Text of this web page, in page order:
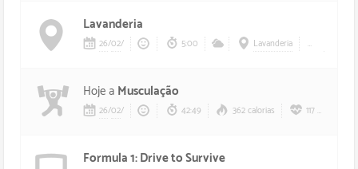
Lavanderia
26/02/ 5:00 Lavanderia
Hoje a Musculação
26/02/ 42:49 362 calorias 117 bpm
Formula 1: Drive to Survive